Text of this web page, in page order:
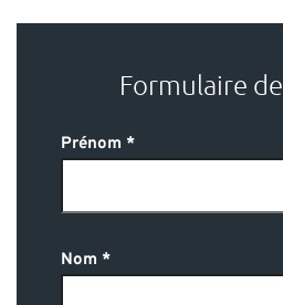
Formulaire
Prénom
Nom